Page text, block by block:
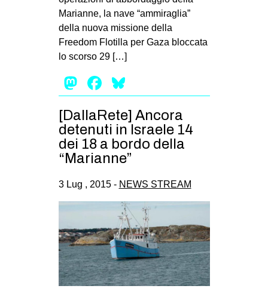
ANTIFASCISMO
DIRITTO ALL’ABITARE
GENERI
MIGRAZIONI
PRECARIATO
STUDENTI
CULTURE
CINEMA
MANIFESTI
MUSICA
RECENSIONI
INTERNAZIONALE
Marianne, la nave “ammiraglia”
della nuova missione della
Freedom Flotilla per Gaza bloccata
lo scorso 29 […]
Mastodon
Facebook
[DallaRete] Ancora
detenuti in Israele 14
dei 18 a bordo della
“Marianne”
3 Lug , 2015 - NEWS STREAM